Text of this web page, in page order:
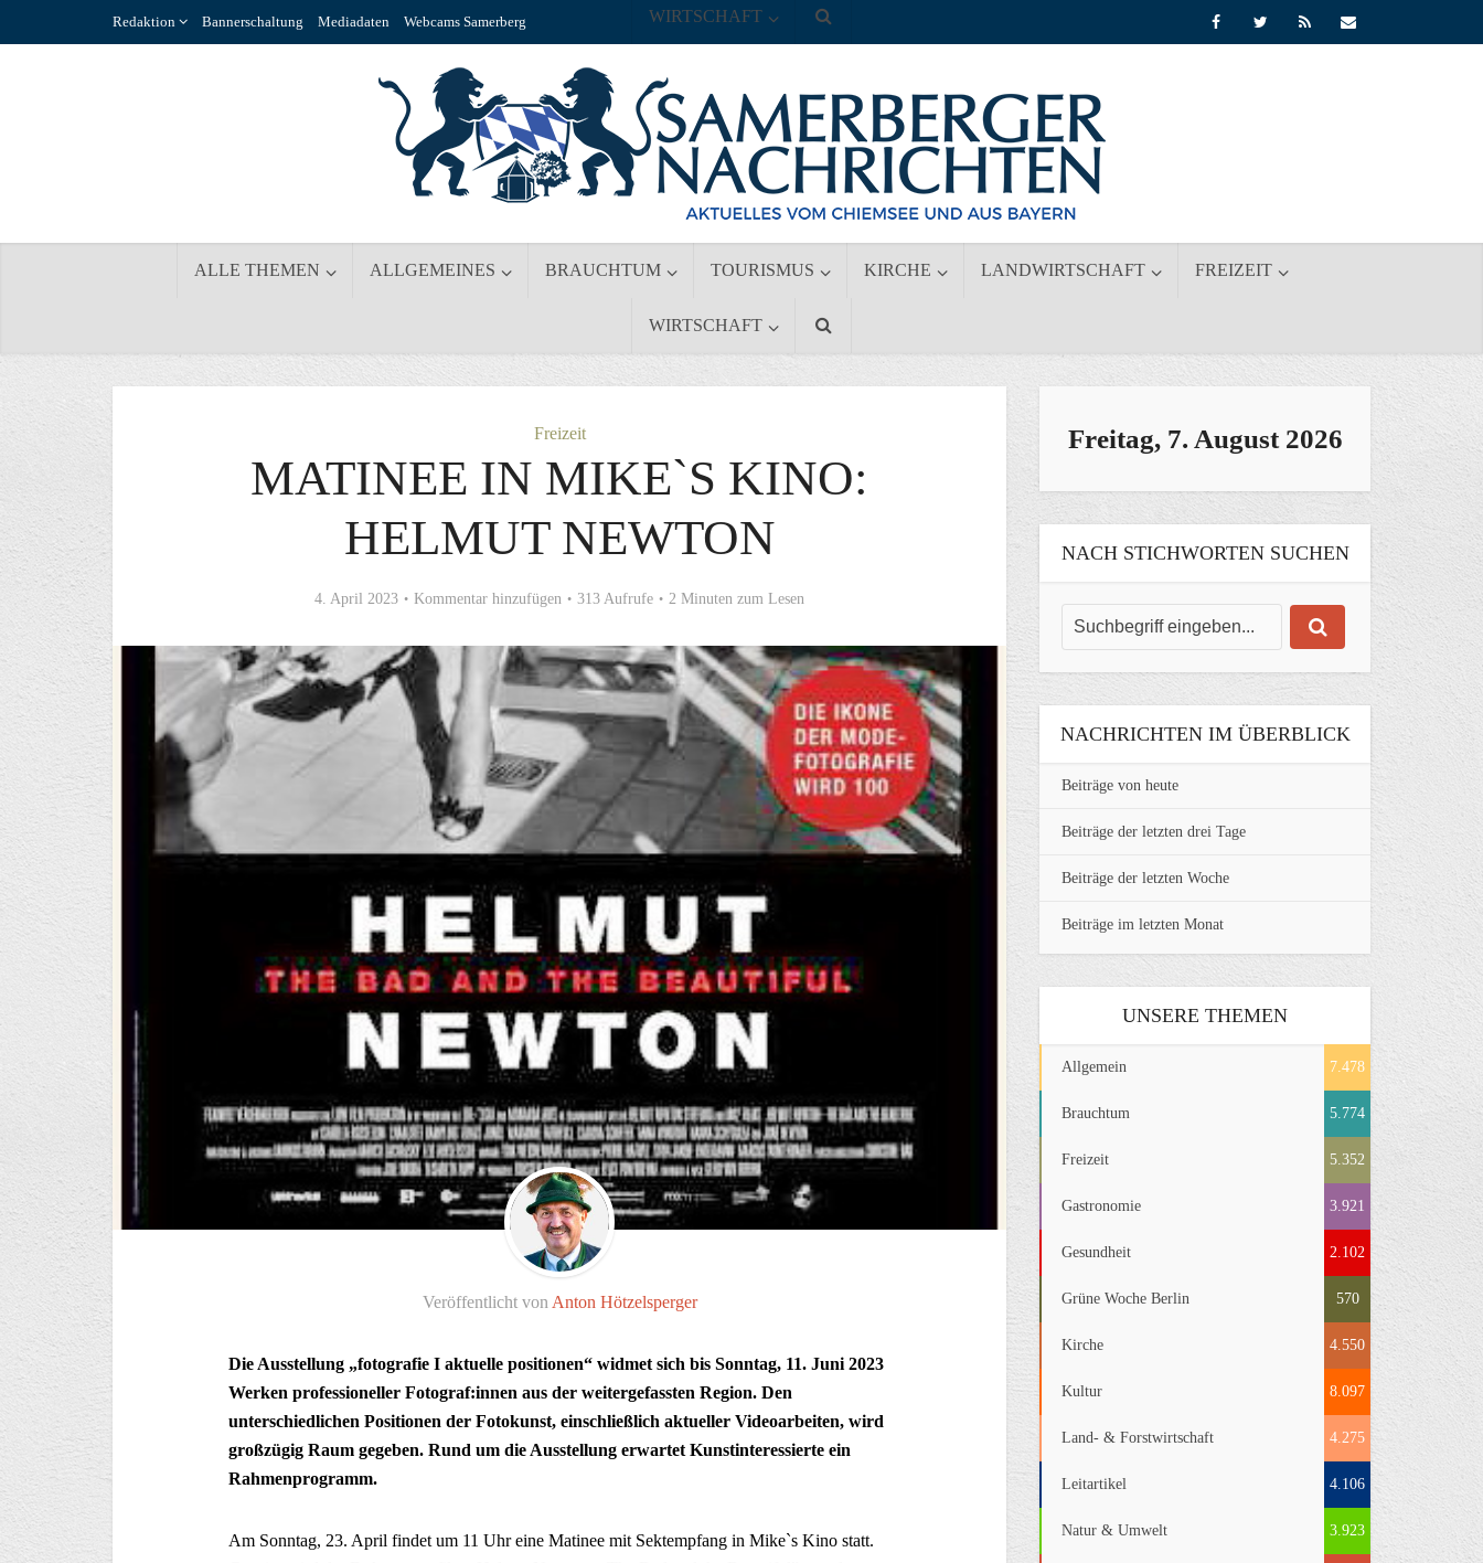
Redaktion Bannerschaltung Mediadaten Webcams Samerberg
ALLE THEMEN ALLGEMEINES BRAUCHTUM TOURISMUS KIRCHE LANDWIRTSCHAFT FREIZEIT
WIRTSCHAFT
WIRTSCHAFT
Freizeit
MATINEE IN MIKE`S KINO:
HELMUT NEWTON
4. April 2023 Kommentar hinzufügen 313 Aufrufe 2 Minuten zum Lesen
Veröffentlicht von Anton Hötzelsperger
Die Ausstellung „fotografie I aktuelle positionen“ widmet sich bis Sonntag, 11. Juni 2023
Werken professioneller Fotograf:innen aus der weitergefassten Region. Den
unterschiedlichen Positionen der Fotokunst, einschließlich aktueller Videoarbeiten, wird
großzügig Raum gegeben. Rund um die Ausstellung erwartet Kunstinteressierte ein
Rahmenprogramm.
Am Sonntag, 23. April findet um 11 Uhr eine Matinee mit Sektempfang in Mike`s Kino statt.
Freitag, 7. August 2026
NACH STICHWORTEN SUCHEN
NACHRICHTEN IM ÜBERBLICK
Beiträge von heute
Beiträge der letzten drei Tage
Beiträge der letzten Woche
Beiträge im letzten Monat
UNSERE THEMEN
Allgemein 7.478
Brauchtum 5.774
Freizeit 5.352
Gastronomie 3.921
Gesundheit 2.102
Grüne Woche Berlin 570
Kirche 4.550
Kultur 8.097
Land- & Forstwirtschaft 4.275
Leitartikel 4.106
Natur & Umwelt 3.923